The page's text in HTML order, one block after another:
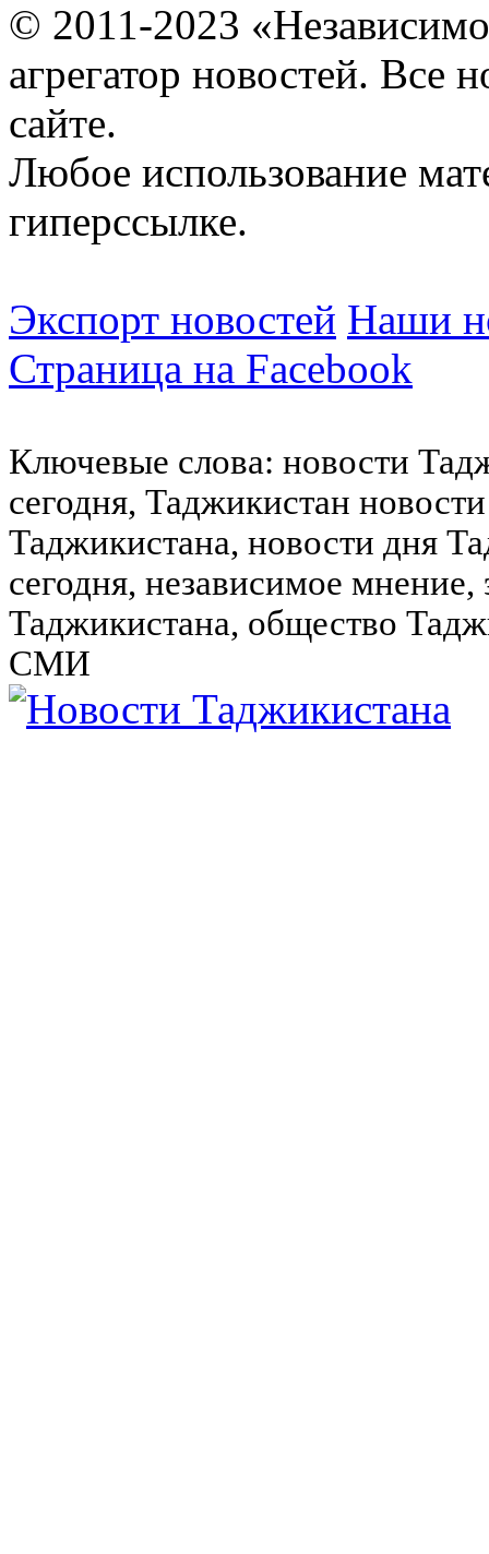
© 2011-2023
агрегатор новостей. Все
сайте.
Любое использование
гиперссылке.
Экспорт новостей Наши
Страница на Facebook
Ключевые слова: новости
сегодня, Таджикистан
Таджикистана, новости дня
сегодня, независимое
Таджикистана, общество
СМИ